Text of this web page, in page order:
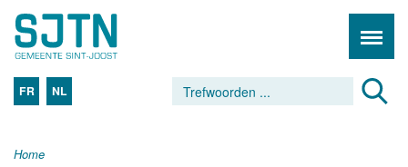
FR NL
Home